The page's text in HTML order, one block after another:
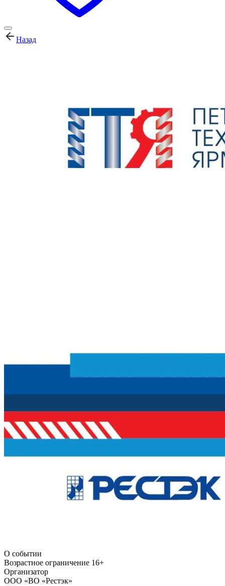
Назад
О событии
Возрастное ограничение 16+
Организатор
ООО «ВО «Рестэк»